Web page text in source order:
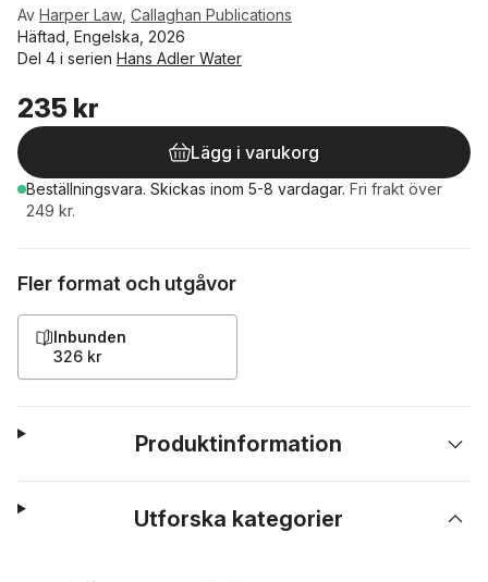
Av Harper Law Callaghan Publications
Häftad, Engelska, 2026
Del 4 i serien Hans Adler Water
235 kr
Lägg i varukorg
Beställningsvara. Skickas inom 5-8 vardagar. Fri frakt över
249 kr.
Fler format och utgåvor
Inbunden
326 kr
Produktinformation
Utforska kategorier